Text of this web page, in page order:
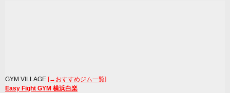
GYM VILLAGE [→おすすめジム一覧]
Easy Fight GYM 横浜白楽